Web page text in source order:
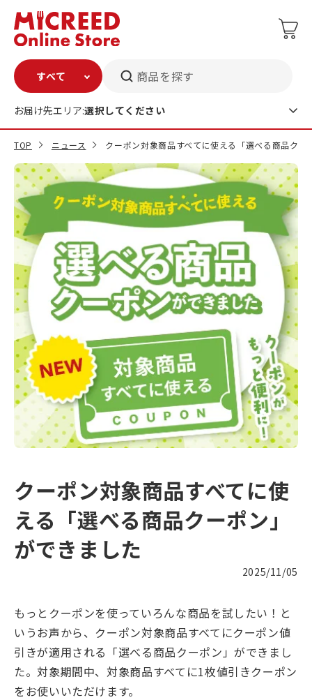
商品を探す
お届け先エリア:選択してください
TOP ニュース クーポン対象商品すべてに使える「選べる商品クー
2025/11/05
クーポン対象商品すべてに使
える「選べる商品クーポン」
ができました
もっとクーポンを使っていろんな商品を試したい！と
いうお声から、クーポン対象商品すべてにクーポン値
引きが適用される「選べる商品クーポン」ができまし
た。対象期間中、対象商品すべてに1枚値引きクーポン
をお使いいただけます。